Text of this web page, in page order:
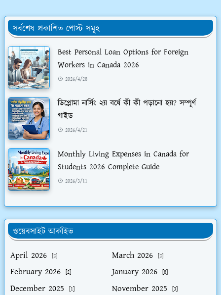
সর্বশেষ প্রকাশিত পোস্ট সমূহ
Best Personal Loan Options for Foreign
Workers in Canada 2026
2026/4/28
ডিপ্লোমা নার্সিং ২য় বর্ষে কী কী পড়ানো হয়? সম্পূর্ণ
গাইড
2026/4/21
Monthly Living Expenses in Canada for
Students 2026 Complete Guide
2026/3/11
ওয়েবসাইট আর্কাইভ
April 2026
[2] March 2026 [2]
February 2026 [2] January 2026 [8]
December 2025 [1] November 2025 [3]